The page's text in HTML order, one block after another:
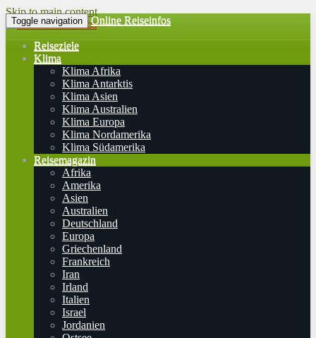
Skip to main content
Toggle navigation Online Reiseinfos
Reiseziele
Klima
Klima Afrika
Klima Antarktis
Klima Asien
Klima Australien
Klima Europa
Klima Nordamerika
Klima Südamerika
Reisemagazin
Afrika
Amerika
Asien
Australien
Deutschland
Europa
Griechenland
Frankreich
Iran
Irland
Italien
Israel
Jordanien